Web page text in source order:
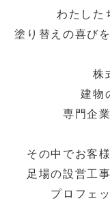
わたした
塗り替えの喜び
株
建物
専門企
その中でお客
足場の設営工
プロフェ